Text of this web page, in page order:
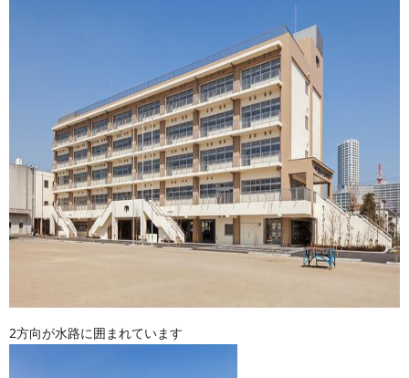
2方向が水路に囲まれています